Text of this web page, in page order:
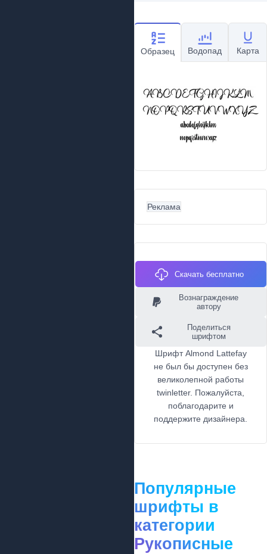
Образец Водопад Карта
Реклама
Скачать бесплатно
Вознаграждение
автору
Поделиться
шрифтом
Шрифт Almond Lattefay
не был бы доступен без
великолепной работы
twinletter. Пожалуйста,
поблагодарите и
поддержите дизайнера.
Популярные
шрифты в
категории
Рукописные